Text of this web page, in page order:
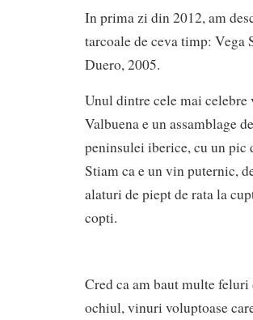
In prima zi din 2012, am
tarcoale de ceva timp:
Duero, 2005.
Unul dintre cele mai
Valbuena e un assamblage
peninsulei iberice, cu un pic
Stiam ca e un vin puternic,
alaturi de piept de rata la
copti.
Cred ca am baut multe
ochiul, vinuri voluptoase